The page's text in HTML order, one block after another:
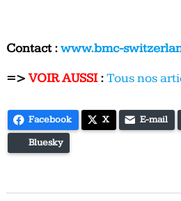
Contact :www.bmc-
=>VOIR AUSSI:Tous nos
Facebook X E-mail
Bluesky